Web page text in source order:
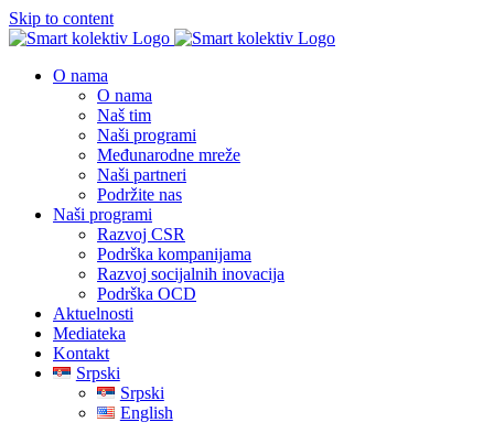
Skip to content
O nama
O nama
Naš tim
Naši programi
Međunarodne mreže
Naši partneri
Podržite nas
Naši programi
Razvoj CSR
Podrška kompanijama
Razvoj socijalnih inovacija
Podrška OCD
Aktuelnosti
Mediateka
Kontakt
Srpski
Srpski
English